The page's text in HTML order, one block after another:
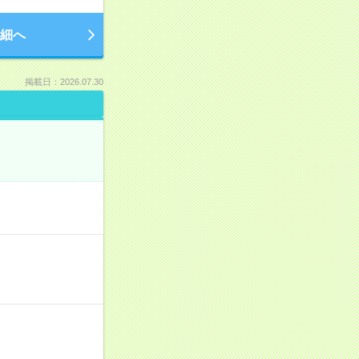
へ
掲載日：2026.07.30